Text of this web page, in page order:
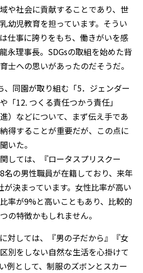
や社会に貢献することであり、世
幼児教育を担っています。そうい
仕事に誇りをもち、働きがいを感
永理事長。SDGsの取組を始めた背
士への思いがあったのだそうだ。
、同園が取り組む「5．ジェンダー
「12. つくる責任つかう責任」
）などについて、まず伝え手であ
得することが重要だが、この点に
いた。
しては、『ロータスプリスクー
名の男性職員が在籍しており、来年
が決まっています。女性比率が高い
率が9%と高いこともあり、比較的
の特徴かもしれません。
対しては、『男の子だから』『女
別をしない自然な生活を心掛けて
例として、制服のズボンとスカー